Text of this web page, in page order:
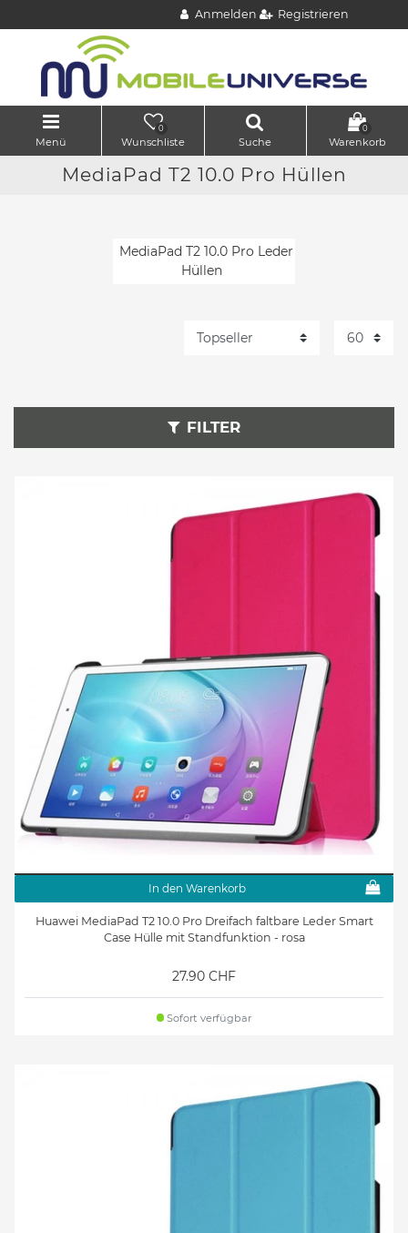
Anmelden Registrieren
Menü
0
Wunschliste Suche
0
Warenkorb
MediaPad T2 10.0 Pro Hüllen
MediaPad T2 10.0 Pro Leder
Hüllen
FILTER
In den Warenkorb
Huawei MediaPad T2 10.0 Pro Dreifach faltbare Leder Smart
Case Hülle mit Standfunktion - rosa
27.90 CHF
Sofort verfügbar